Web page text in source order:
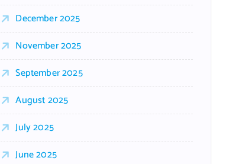
December 2025
November 2025
September 2025
August 2025
July 2025
June 2025